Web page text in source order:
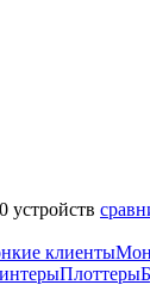
0 устройств
клиенты
Плоттеры